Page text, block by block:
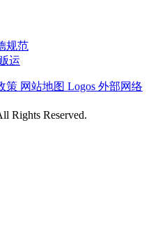
规范
运
策 网站地图 Logos 外部网络
Rights Reserved.